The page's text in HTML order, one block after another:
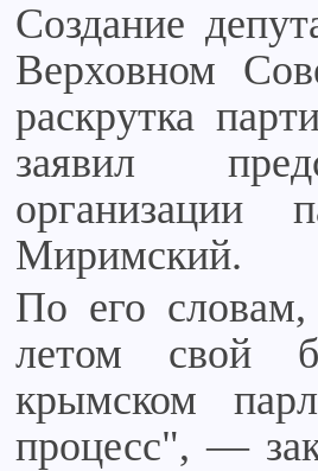
Создание
Верховном
раскрутка
заявил
Миримский.
По его
летом свой
крымском
процесс", —